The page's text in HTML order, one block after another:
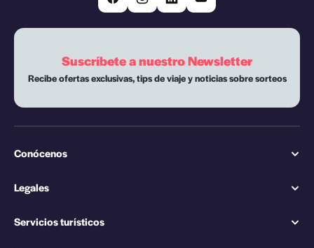
Suscríbete a nuestro Newsletter
Recibe ofertas exclusivas, tips de viaje y noticias sobre sorteos
Conócenos
Legales
Servicios turísticos